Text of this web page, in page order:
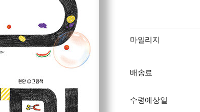
마일리지
배송료
수령예상일